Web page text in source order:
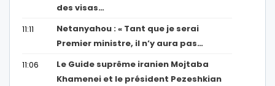
des visas…
11:11
Netanyahou : « Tant que je serai
Premier ministre, il n’y aura pas…
11:06
Le Guide suprême iranien Mojtaba
Khamenei et le président Pezeshkian